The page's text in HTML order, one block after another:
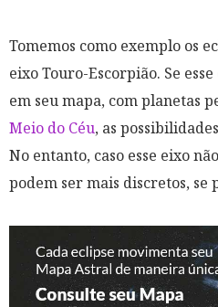
Tomemos como exemplo os
eixo Touro-Escorpião. Se
em seu mapa, com planetas
Meio do Céu, as
No entanto, caso esse eixo
podem ser mais discretos, se